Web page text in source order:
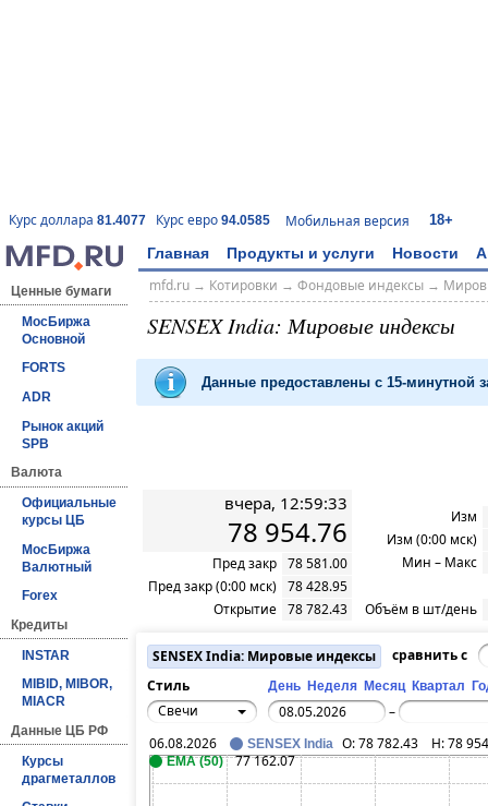
Курс доллара 81.4077 Курс евро 94.0585 Мобильная версия 18+
Главная Продукты и услуги Новости
Ценные бумаги
МосБиржа
Основной
FORTS
ADR
Рынок акций
SPB
Валюта
Официальные
курсы ЦБ
МосБиржа
Валютный
Forex
Кредиты
INSTAR
MIBID, MIBOR,
MIACR
Данные ЦБ РФ
Курсы
драгметаллов
mfd.ru→ Котировки → Фондовые индексы→
SENSEX India: Мировые индексы
Данные предоставлены с 15-минутной
вчера, 12:59:33
78 954.76
Пред закр 78 581.00
Пред закр (0:00 мск)
78 428.95
Открытие 78 782.43
Изм
Изм (0:00 мск)
Мин – Макс
Объём в шт/день
SENSEX India: Мировые индексы
сравнить с
Стиль
День Неделя Месяц Квартал
Свечи
–
06.08.2026
SENSEX India O:78 782.43 H:78
EMA (50) 77 162.07